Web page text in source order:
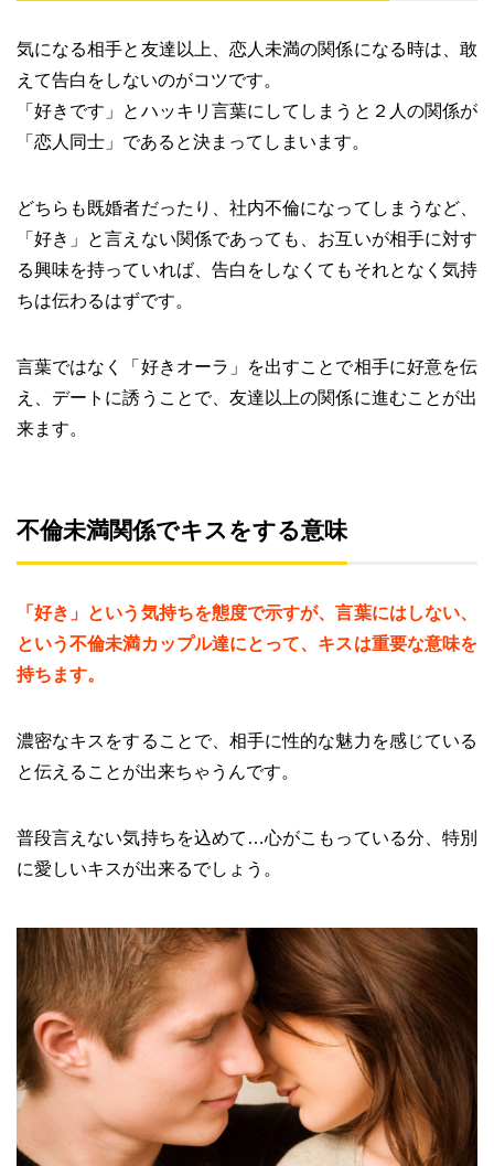
気になる相手と友達以上、恋人未満の関係になる時は、敢
えて告白をしないのがコツです。
「好きです」とハッキリ言葉にしてしまうと２人の関係が
「恋人同士」であると決まってしまいます。
どちらも既婚者だったり、社内不倫になってしまうなど、
「好き」と言えない関係であっても、お互いが相手に対す
る興味を持っていれば、告白をしなくてもそれとなく気持
ちは伝わるはずです。
言葉ではなく「好きオーラ」を出すことで相手に好意を伝
え、デートに誘うことで、友達以上の関係に進むことが出
来ます。
不倫未満関係でキスをする意味
「好き」という気持ちを態度で示すが、言葉にはしない、
という不倫未満カップル達にとって、キスは重要な意味を
持ちます。
濃密なキスをすることで、相手に性的な魅力を感じている
と伝えることが出来ちゃうんです。
普段言えない気持ちを込めて…心がこもっている分、特別
に愛しいキスが出来るでしょう。